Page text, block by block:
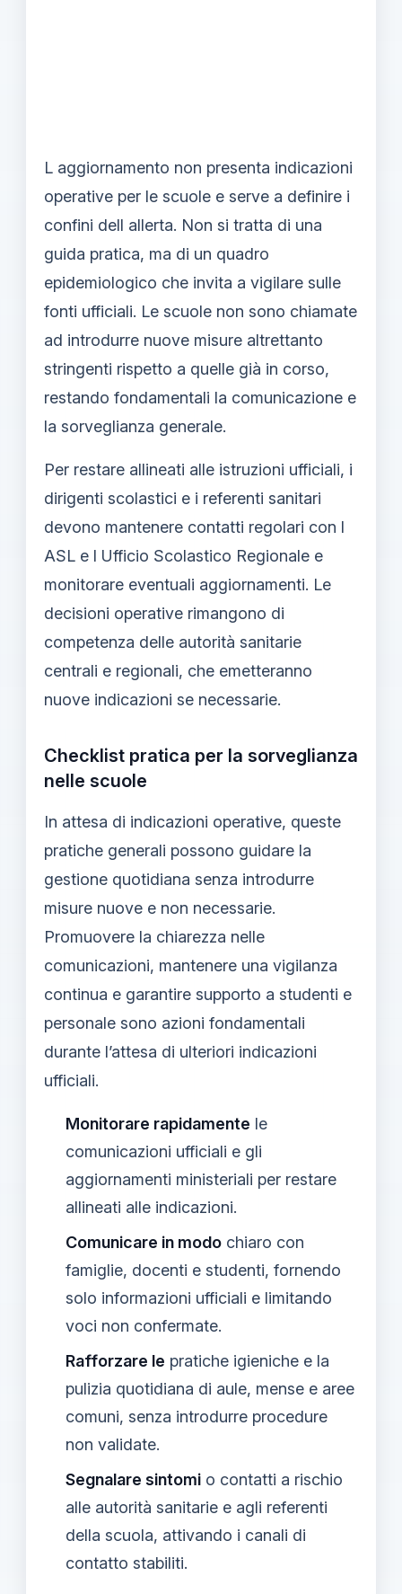
L aggiornamento non presenta indicazioni
operative per le scuole e serve a definire i
confini dell allerta. Non si tratta di una
guida pratica, ma di un quadro
epidemiologico che invita a vigilare sulle
fonti ufficiali. Le scuole non sono chiamate
ad introdurre nuove misure altrettanto
stringenti rispetto a quelle già in corso,
restando fondamentali la comunicazione e
la sorveglianza generale.
Per restare allineati alle istruzioni ufficiali, i
dirigenti scolastici e i referenti sanitari
devono mantenere contatti regolari con l
ASL e l Ufficio Scolastico Regionale e
monitorare eventuali aggiornamenti. Le
decisioni operative rimangono di
competenza delle autorità sanitarie
centrali e regionali, che emetteranno
nuove indicazioni se necessarie.
Checklist pratica per la sorveglianza
nelle scuole
In attesa di indicazioni operative, queste
pratiche generali possono guidare la
gestione quotidiana senza introdurre
misure nuove e non necessarie.
Promuovere la chiarezza nelle
comunicazioni, mantenere una vigilanza
continua e garantire supporto a studenti e
personale sono azioni fondamentali
durante l’attesa di ulteriori indicazioni
ufficiali.
Monitorare rapidamente le
comunicazioni ufficiali e gli
aggiornamenti ministeriali per restare
allineati alle indicazioni.
Comunicare in modo chiaro con
famiglie, docenti e studenti, fornendo
solo informazioni ufficiali e limitando
voci non confermate.
Rafforzare le pratiche igieniche e la
pulizia quotidiana di aule, mense e aree
comuni, senza introdurre procedure
non validate.
Segnalare sintomi o contatti a rischio
alle autorità sanitarie e agli referenti
della scuola, attivando i canali di
contatto stabiliti.